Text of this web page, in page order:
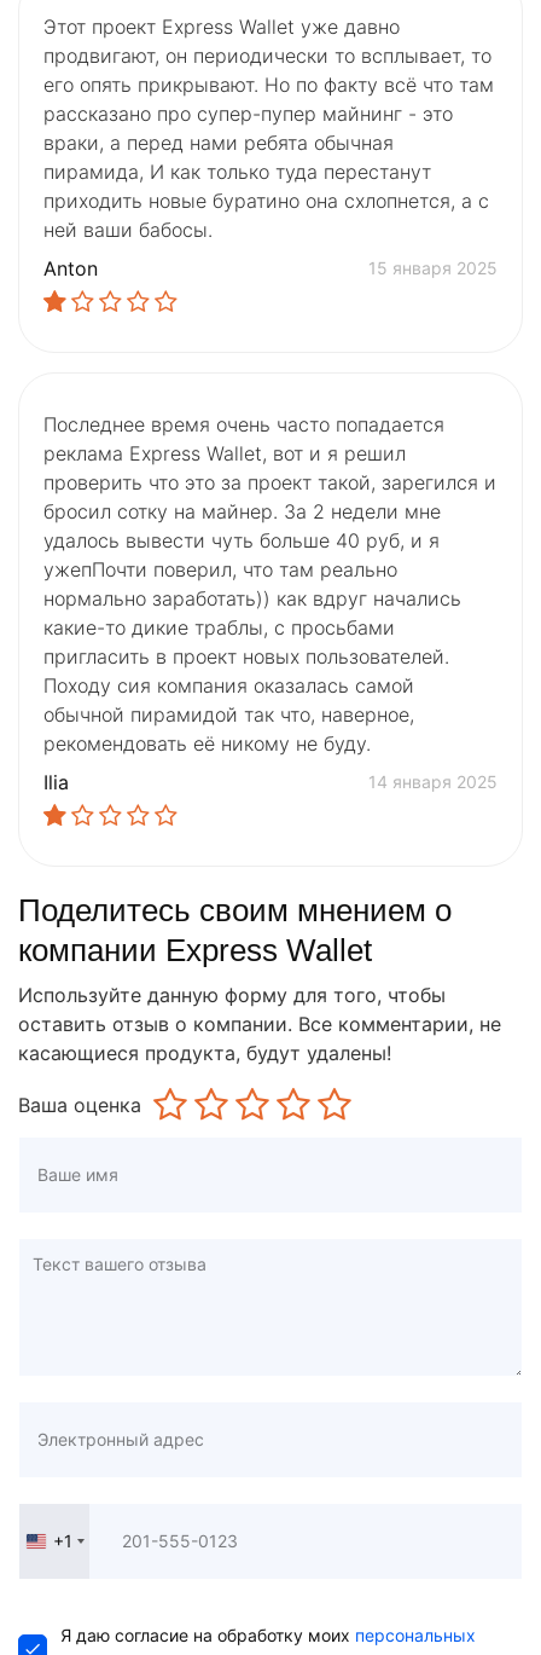
Этот проект Express Wallet уже давно
продвигают, он периодически то всплывает, то
его опять прикрывают. Но по факту всё что там
рассказано про супер-пупер майнинг - это
враки, а перед нами ребята обычная
пирамида, И как только туда перестанут
приходить новые буратино она схлопнется, а с
ней ваши бабосы.
Anton
15 января 2025
Последнее время очень часто попадается
реклама Express Wallet, вот и я решил
проверить что это за проект такой, зарегился и
бросил сотку на майнер. За 2 недели мне
удалось вывести чуть больше 40 руб, и я
ужепПочти поверил, что там реально
нормально заработать)) как вдруг начались
какие-то дикие траблы, с просьбами
пригласить в проект новых пользователей.
Походу сия компания оказалась самой
обычной пирамидой так что, наверное,
рекомендовать её никому не буду.
Ilia
14 января 2025
Поделитесь своим мнением о
компании Express Wallet
Используйте данную форму для того, чтобы
оставить отзыв о компании. Все комментарии, не
касающиеся продукта, будут удалены!
Ваша оценка
United
+1
Я даю согласие на обработку моих персональных